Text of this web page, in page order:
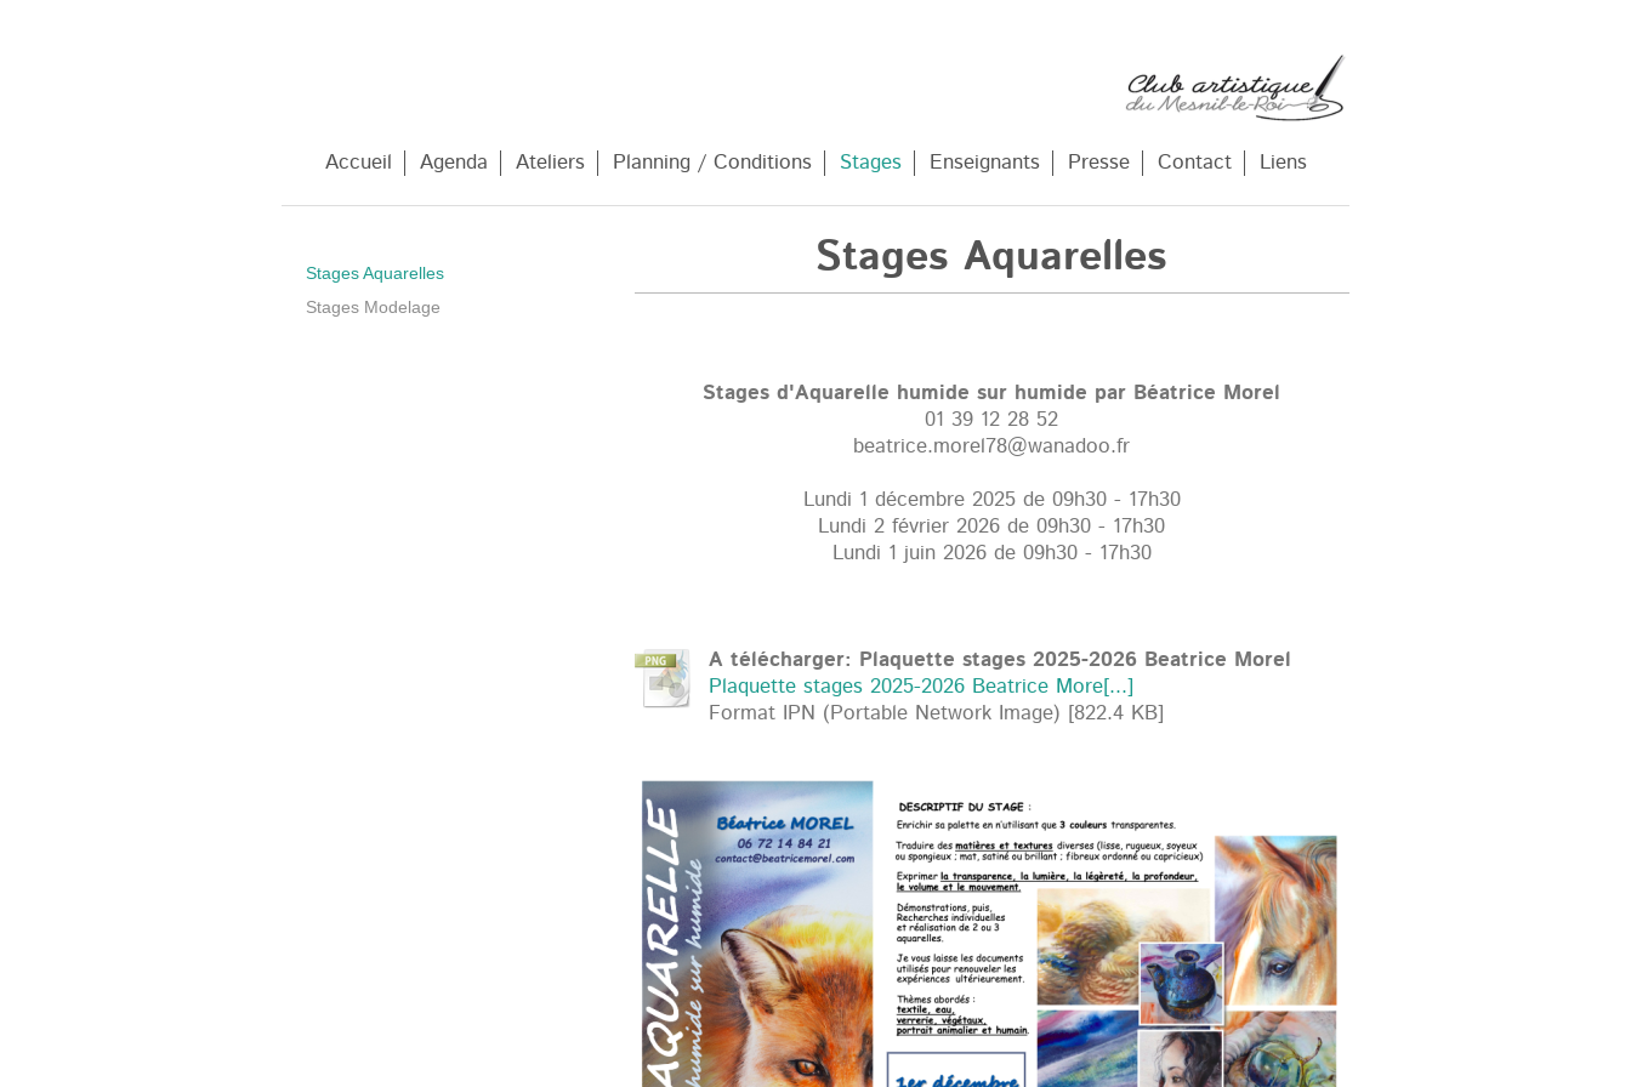
Accueil Agenda Ateliers Planning / Conditions Stages Enseignants Presse Contact Liens
Stages Aquarelles
Stages d'Aquarelle humide sur humide par Béatrice Morel
01 39 12 28 52
beatrice.morel78@wanadoo.fr
Lundi 1 décembre 2025 de 09h30 - 17h30
Lundi 2 février 2026de 09h30 - 17h30
Lundi 1 juin 2026 de 09h30 - 17h30
A télécharger: Plaquette stages 2025-2026 Beatrice Morel
Plaquette stages 2025-2026 Beatrice More[...]
Format IPN (Portable Network Image) [822.4 KB]
Stages Aquarelles
Stages Modelage